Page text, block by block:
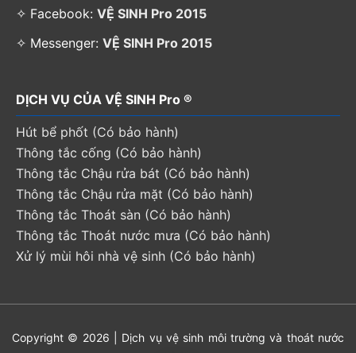
✧ Facebook: VỆ SINH Pro 2015
✧ Messenger: VỆ SINH Pro 2015
DỊCH VỤ CỦA VỆ SINH Pro ®
Hút bể phốt (Có bảo hành)
Thông tắc cống (Có bảo hành)
Thông tắc Chậu rửa bát (Có bảo hành)
Thông tắc Chậu rửa mặt (Có bảo hành)
Thông tắc Thoát sàn (Có bảo hành)
Thông tắc Thoát nước mưa (Có bảo hành)
Xử lý mùi hôi nhà vệ sinh (Có bảo hành)
Copyright © 2026 | Dịch vụ vệ sinh môi trường và thoát nước